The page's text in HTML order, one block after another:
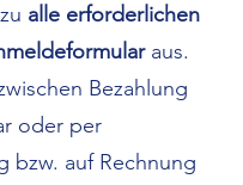
alle erforderlichen
aus.
Bezahlung
oder per
bzw. auf Rechnung